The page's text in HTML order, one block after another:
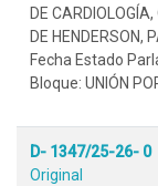
DE
DE HENDERSON,
Fecha Estado
Bloque: UNIÓN
D- 1347/25-26- 0
Original